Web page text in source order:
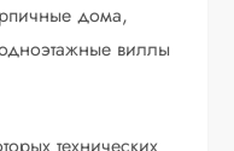
дома,
виллы